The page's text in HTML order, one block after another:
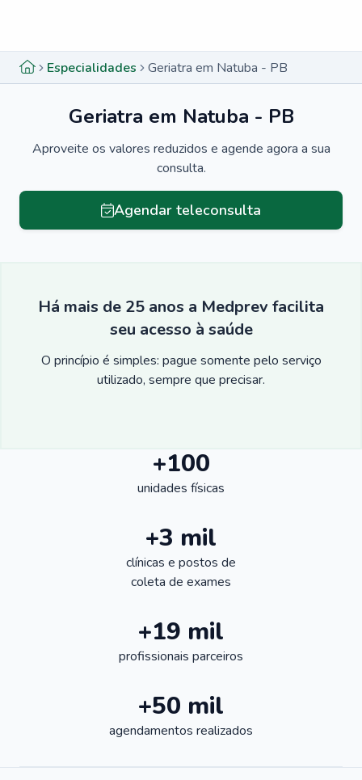
Especialidades Geriatra em Natuba - PB
Geriatra em Natuba - PB
Aproveite os valores reduzidos e agende agora a sua
consulta.
Agendar teleconsulta
Há mais de 25 anos a Medprev facilita
seu acesso à saúde
O princípio é simples: pague somente pelo serviço
utilizado, sempre que precisar.
+100
unidades físicas
+3 mil
clínicas e postos de
coleta de exames
+19 mil
profissionais parceiros
+50 mil
agendamentos realizados